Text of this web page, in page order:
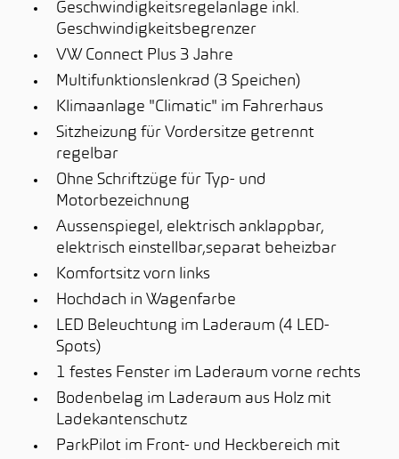
Geschwindigkeitsregelanlage inkl.
Geschwindigkeitsbegrenzer
VW Connect Plus 3 Jahre
Multifunktionslenkrad (3 Speichen)
Klimaanlage "Climatic" im Fahrerhaus
Sitzheizung für Vordersitze getrennt
regelbar
Ohne Schriftzüge für Typ- und
Motorbezeichnung
Aussenspiegel, elektrisch anklappbar,
elektrisch einstellbar,separat beheizbar
Komfortsitz vorn links
Hochdach in Wagenfarbe
LED Beleuchtung im Laderaum (4 LED-
Spots)
1 festes Fenster im Laderaum vorne rechts
Bodenbelag im Laderaum aus Holz mit
Ladekantenschutz
ParkPilot im Front- und Heckbereich mit